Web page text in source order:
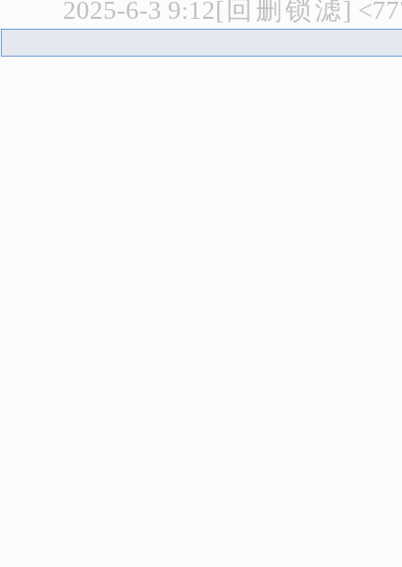
2025-6-3 9:12[ 回 删 锁 滤]